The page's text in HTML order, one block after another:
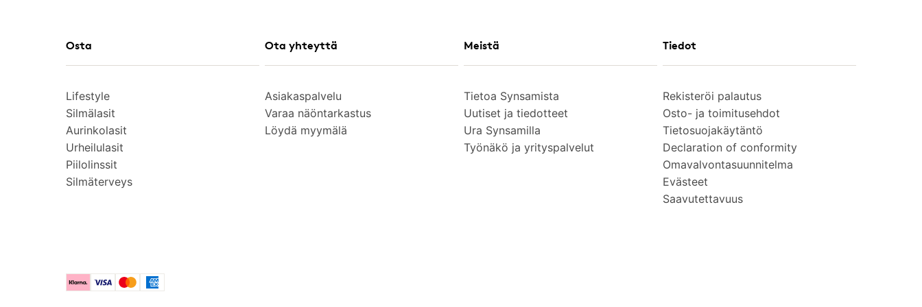
Osta
Lifestyle
Silmälasit
Aurinkolasit
Urheilulasit
Piilolinssit
Silmäterveys
Ota yhteyttä
Asiakaspalvelu
Varaa näöntarkastus
Löydä myymälä
Meistä
Tietoa Synsamista
Uutiset ja tiedotteet
Ura Synsamilla
Työnäkö ja yrityspalvelut
Tiedot
Rekisteröi palautus
Osto- ja toimitusehdot
Tietosuojakäytäntö
Declaration of conformity
Omavalvontasuunnitelma
Evästeet
Saavutettavuus
KlarnaVisa MastercardAmerican Express